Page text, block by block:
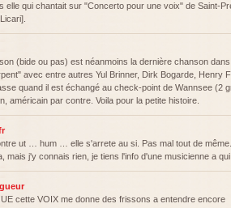
elle qui chantait sur "Concerto pour une voix" de Saint-
(bide ou pas) est néanmoins la dernière chanson
avec entre autres Yul Brinner, Dirk Bogarde, Henry
quand il est échangé au check-point de Wannsee (2
américain par contre. Voila pour la petite histoire.
ut … hum … elle s'arrete au si. Pas mal tout de
mais j'y connais rien, je tiens l'info d'une musicienne a
cette VOIX me donne des frissons a entendre encore